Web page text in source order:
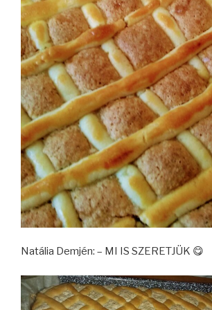
Natália Demjén: – MI IS SZERETJÜK 😋